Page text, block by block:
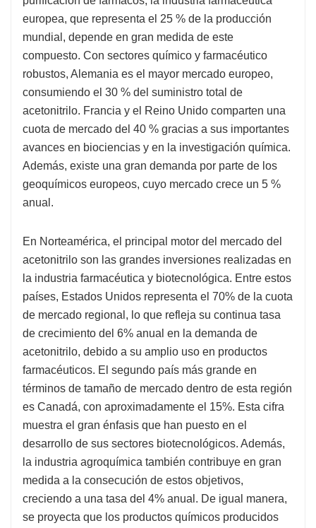
europea, que representa el 25 % de la producción
mundial, depende en gran medida de este
compuesto. Con sectores químico y farmacéutico
robustos, Alemania es el mayor mercado europeo,
consumiendo el 30 % del suministro total de
acetonitrilo. Francia y el Reino Unido comparten una
cuota de mercado del 40 % gracias a sus importantes
avances en biociencias y en la investigación química.
Además, existe una gran demanda por parte de los
geoquímicos europeos, cuyo mercado crece un 5 %
anual.
En Norteamérica, el principal motor del mercado del
acetonitrilo son las grandes inversiones realizadas en
la industria farmacéutica y biotecnológica. Entre estos
países, Estados Unidos representa el 70% de la cuota
de mercado regional, lo que refleja su continua tasa
de crecimiento del 6% anual en la demanda de
acetonitrilo, debido a su amplio uso en productos
farmacéuticos. El segundo país más grande en
términos de tamaño de mercado dentro de esta región
es Canadá, con aproximadamente el 15%. Esta cifra
muestra el gran énfasis que han puesto en el
desarrollo de sus sectores biotecnológicos. Además,
la industria agroquímica también contribuye en gran
medida a la consecución de estos objetivos,
creciendo a una tasa del 4% anual. De igual manera,
se proyecta que los productos químicos producidos